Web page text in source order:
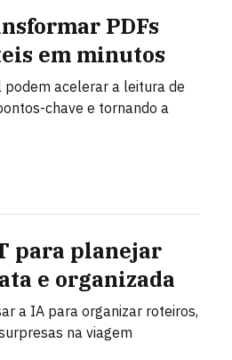
PDFs
em minutos
acelerar a leitura de
chave e tornando a
para planejar
e organizada
a IA para organizar roteiros,
na viagem